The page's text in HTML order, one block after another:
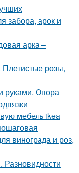
забора, арок и
арка –
Плетистые розы,
руками. Опора
мебель ikea
винограда и роз,
Разновидности